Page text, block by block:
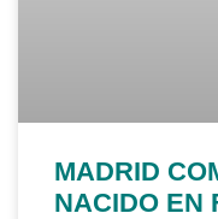
MADRID
NACIDO EN